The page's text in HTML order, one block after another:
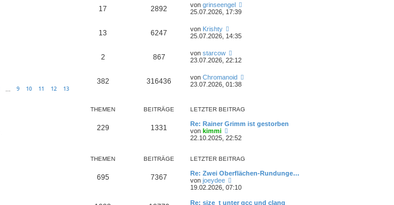
17 2892 von grinseengel
25.07.2026, 17:39
13 6247 von Krishty
25.07.2026, 14:35
2 867 von starcow
23.07.2026, 22:12
9 10 11 12 13
382 316436 von Chromanoid
23.07.2026, 01:38
THEMEN BEITRÄGE LETZTER BEITRAG
229 1331
Re: Rainer Grimm ist gestorben
von kimmi
e
s
e
r
B
i
22.10.2025, 22:52
THEMEN BEITRÄGE LETZTER BEITRAG
695 7367
Re: Zwei Oberflächen-Rundunge…
von joeydee
e
e
19.02.2026, 07:10
Re: size_t unter gcc und clang